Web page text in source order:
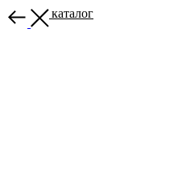
Назад в каталог